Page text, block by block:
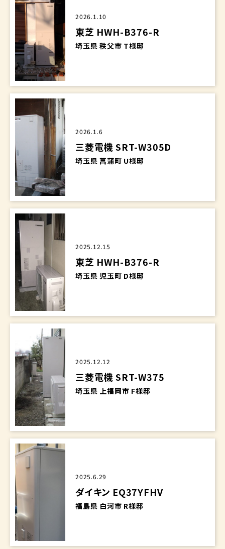
2026.1.10
東芝 HWH-B376-R
埼玉県 秩父市 T様邸
2026.1.6
三菱電機 SRT-W305D
埼玉県 菖蒲町 U様邸
2025.12.15
東芝 HWH-B376-R
埼玉県 児玉町 D様邸
2025.12.12
三菱電機 SRT-W375
埼玉県 上福岡市 F様邸
2025.6.29
ダイキン EQ37YFHV
福島県 白河市 R様邸